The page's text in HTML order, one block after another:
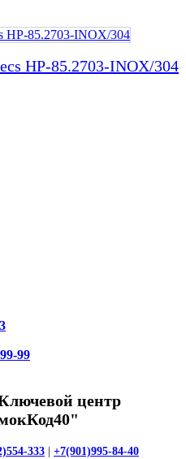
HP-85.2703-INOX/304
99
центр
333 +7(901)995-84-40